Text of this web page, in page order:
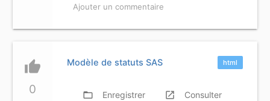
Ajouter un commentaire
thumb_up
0
html
Modèle de statuts SAS
folder_open Enregistrer launch Consulter